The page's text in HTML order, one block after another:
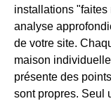
installations
analyse
de votre site.
maison
présente des
sont propres. Seul